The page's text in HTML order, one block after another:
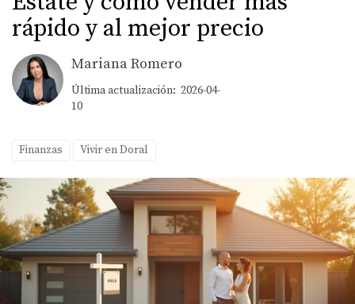
rápido y al mejor precio
Mariana Romero
Última actualización: 2026-04-
10
Finanzas Vivir en Doral